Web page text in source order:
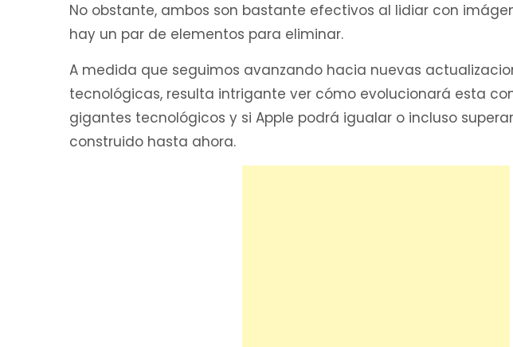
No obstante, ambos son bastante efectivos al lidiar con
hay un par de elementos para eliminar.
A medida que seguimos avanzando hacia nuevas
tecnológicas, resulta intrigante ver cómo evolucionará esta
gigantes tecnológicos y si Apple podrá igualar o incluso
construido hasta ahora.